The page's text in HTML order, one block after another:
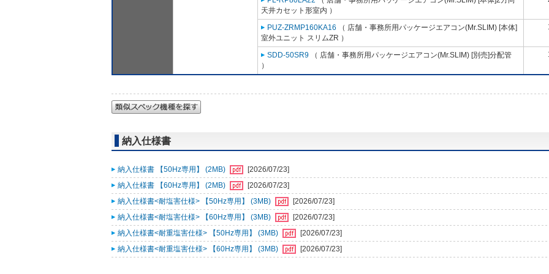
天井カセット形室内 ）
PUZ-ZRMP160KA16 （ 店舗・事務所用パッケージエアコン(Mr.SLIM) [本体]
室外ユニット スリムZR ）
SDD-50SR9 （ 店舗・事務所用パッケージエアコン(Mr.SLIM) [別売]分配管
）
納入仕様書
納入仕様書 【50Hz専用】 (2MB)
[2026/07/23]
納入仕様書 【60Hz専用】 (2MB)
[2026/07/23]
納入仕様書<耐塩害仕様> 【50Hz専用】 (3MB)
[2026/07/23]
納入仕様書<耐塩害仕様> 【60Hz専用】 (3MB)
[2026/07/23]
納入仕様書<耐重塩害仕様> 【50Hz専用】 (3MB)
[2026/07/23]
納入仕様書<耐重塩害仕様> 【60Hz専用】 (3MB)
[2026/07/23]